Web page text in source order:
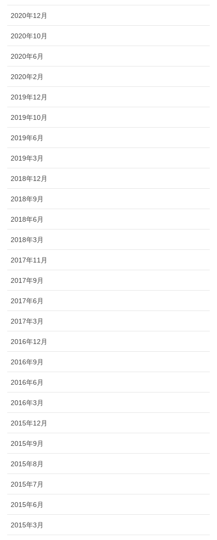
2020年12月
2020年10月
2020年6月
2020年2月
2019年12月
2019年10月
2019年6月
2019年3月
2018年12月
2018年9月
2018年6月
2018年3月
2017年11月
2017年9月
2017年6月
2017年3月
2016年12月
2016年9月
2016年6月
2016年3月
2015年12月
2015年9月
2015年8月
2015年7月
2015年6月
2015年3月